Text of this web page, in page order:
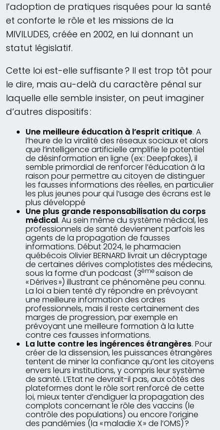
l’adoption de pratiques risquées pour la santé
et conforte le rôle et les missions de la
MIVILUDES, créée en 2002, en lui donnant un
statut législatif.
Cette loi est-elle suffisante ? Il est trop tôt pour
le dire, mais au-delà du caractère pénal sur
laquelle elle semble insister, on peut imaginer
d’autres dispositifs :
Une meilleure éducation à l’esprit critique. A
l’heure de la viralité des réseaux sociaux et alors
que l’intelligence artificielle amplifie le potentiel
de désinformation en ligne (ex : Deepfakes), il
semble primordial de renforcer l’éducation à la
raison pour permettre au citoyen de distinguer
les fausses informations des réelles, en particulier
les plus jeunes pour qui l’usage des écrans est le
plus développé
Une plus grande responsabilisation du corps
médical. Au sein même du système médical, les
professionnels de santé deviennent parfois les
agents de la propagation de fausses
informations. Début 2024, le pharmacien
québécois Olivier BERNARD livrait un décryptage
de certaines dérives complotistes des médecins,
sous la forme d’un podcast (3èmesaison de
« Dérives ») illustrant ce phénomène peu connu.
La loi a bien tenté d’y répondre en prévoyant
une meilleure information des ordres
professionnels, mais il reste certainement des
marges de progression, par exemple en
prévoyant une meilleure formation à la lutte
contre ces fausses informations.
La lutte contre les ingérences étrangères. Pour
créer de la dissension, les puissances étrangères
tentent de miner la confiance qu’ont les citoyens
envers leurs institutions, y compris leur système
de santé. L’Etat ne devrait-il pas, aux côtés des
plateformes dont le rôle sort renforcé de cette
loi, mieux tenter d’endiguer la propagation des
complots concernant le rôle des vaccins (le
contrôle des populations) ou encore l’origine
des pandémies (la « maladie X » de l’OMS) ?